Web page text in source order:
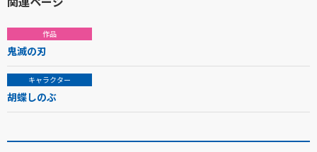
作品
鬼滅の刃
キャラクター
胡蝶しのぶ